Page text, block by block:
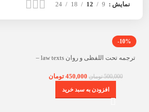
نمایش 9
12
18
24
-10%
ترجمه تحت اللفظی و روان law texts –
500,000 تومان 450,000 تومان
افزودن به سبد خرید